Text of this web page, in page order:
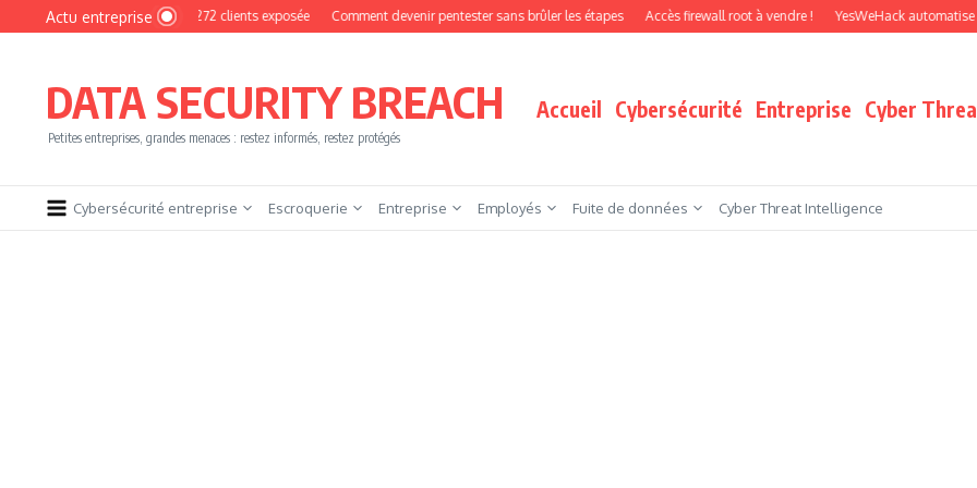
Aller au contenu
Actu entreprise
: une base de 16 272 clients exposée Comment devenir pentester sans brûler les étapes Accès firewall root à vendre ! YesWeHack automatise le
DATA SECURITY BREACH
Petites entreprises, grandes menaces : restez informés, restez protégés
Accueil Cybersécurité Entreprise Cyber
Cybersécurité entreprise Escroquerie Entreprise Employés Fuite de données Cyber Threat Intelligence